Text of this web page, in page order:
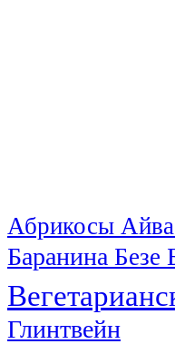
Абрикосы Айва
Баранина Безе
Глинтвейн